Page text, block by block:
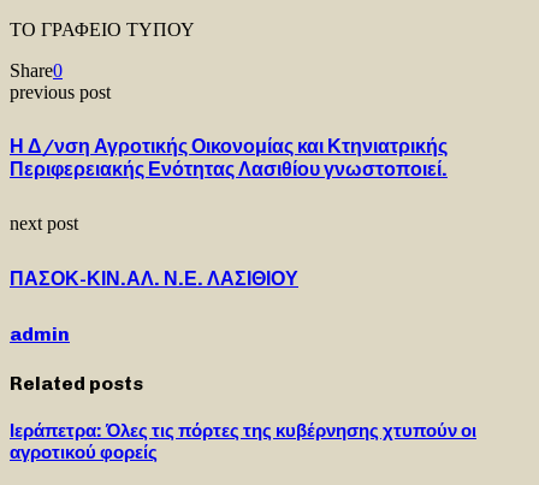
ΤΟ ΓΡΑΦΕΙΟ ΤΥΠΟΥ
Share0
previous post
Η Δ/νση Αγροτικής Οικονομίας και Κτηνιατρικής
Περιφερειακής Ενότητας Λασιθίου γνωστοποιεί.
next post
ΠΑΣΟΚ-ΚΙΝ.ΑΛ. Ν.Ε. ΛΑΣΙΘΙΟΥ
admin
Related posts
Ιεράπετρα: Όλες τις πόρτες της κυβέρνησης χτυπούν οι
αγροτικού φορείς